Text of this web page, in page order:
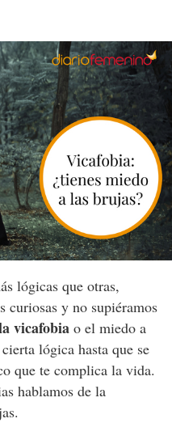
lógicas que otras,
curiosas y no supiéramos
vicafobiao el miedo a
lógica hasta que se
que te complica la vida.
hablamos de la